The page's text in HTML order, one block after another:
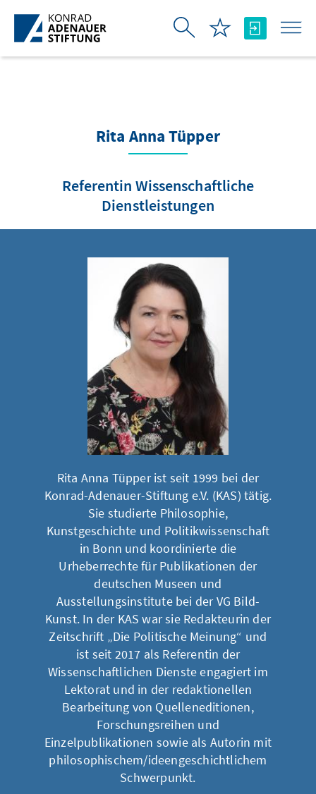
Saut au contenu principal
Rita Anna Tüpper
Referentin Wissenschaftliche
Dienstleistungen
Rita Anna Tüpper ist seit 1999 bei der
Konrad-Adenauer-Stiftung e.V. (KAS) tätig.
Sie studierte Philosophie,
Kunstgeschichte und Politikwissenschaft
in Bonn und koordinierte die
Urheberrechte für Publikationen der
deutschen Museen und
Ausstellungsinstitute bei der VG Bild-
Kunst. In der KAS war sie Redakteurin der
Zeitschrift „Die Politische Meinung“ und
ist seit 2017 als Referentin der
Wissenschaftlichen Dienste engagiert im
Lektorat und in der redaktionellen
Bearbeitung von Quelleneditionen,
Forschungsreihen und
Einzelpublikationen sowie als Autorin mit
philosophischem/ideengeschichtlichem
Schwerpunkt.